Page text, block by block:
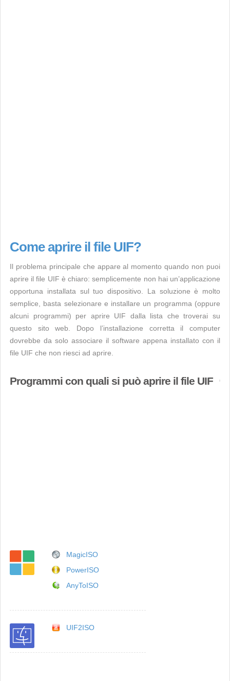
Come aprire il file UIF?
Il problema principale che appare al momento quando non puoi
aprire il file UIF è chiaro: semplicemente non hai un’applicazione
opportuna installata sul tuo dispositivo. La soluzione è molto
semplice, basta selezionare e installare un programma (oppure
alcuni programmi) per aprire UIF dalla lista che troverai su
questo sito web. Dopo l’installazione corretta il computer
dovrebbe da solo associare il software appena installato con il
file UIF che non riesci ad aprire.
Programmi con quali si può aprire il file UIF
MagicISO
PowerISO
AnyToISO
UIF2ISO